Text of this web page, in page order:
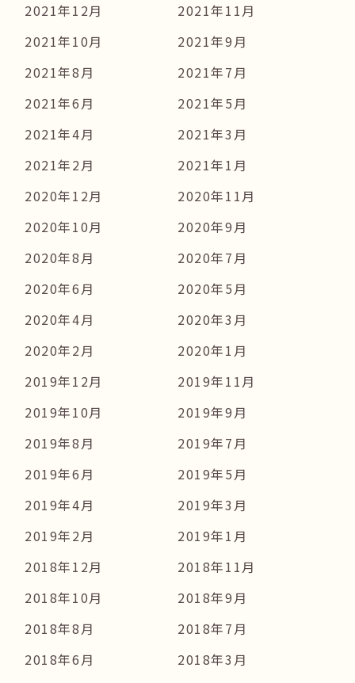
2021年12月
2021年11月
2021年10月
2021年9月
2021年8月
2021年7月
2021年6月
2021年5月
2021年4月
2021年3月
2021年2月
2021年1月
2020年12月
2020年11月
2020年10月
2020年9月
2020年8月
2020年7月
2020年6月
2020年5月
2020年4月
2020年3月
2020年2月
2020年1月
2019年12月
2019年11月
2019年10月
2019年9月
2019年8月
2019年7月
2019年6月
2019年5月
2019年4月
2019年3月
2019年2月
2019年1月
2018年12月
2018年11月
2018年10月
2018年9月
2018年8月
2018年7月
2018年6月
2018年3月